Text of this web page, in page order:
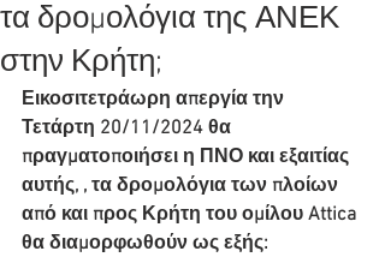
τα δρομολόγια της ΑΝΕΚ
στην Κρήτη;
Εικοσιτετράωρη απεργία την
Τετάρτη 20/11/2024 θα
πραγματοποιήσει η ΠΝΟ και εξαιτίας
αυτής, , τα δρομολόγια των πλοίων
από και προς Κρήτη του ομίλου Attica
θα διαμορφωθούν ως εξής: